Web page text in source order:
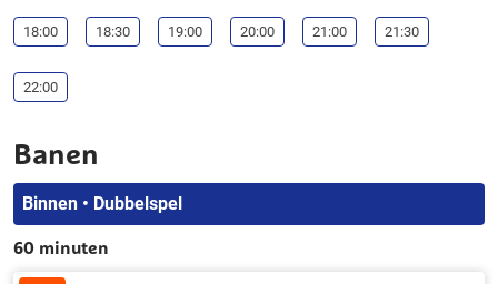
18:00 18:30 19:00 20:00 21:00 21:30
22:00
Banen
Binnen • Dubbelspel
60 minuten